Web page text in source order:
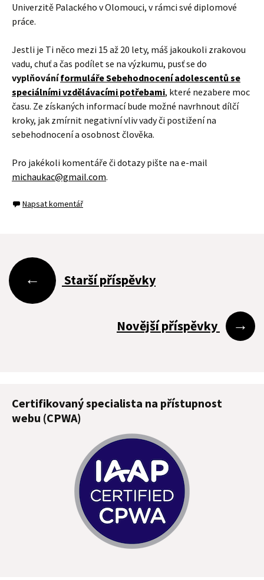
Univerzitě Palackého v Olomouci, v rámci své diplomové
práce.
Jestli je Ti něco mezi 15 až 20 lety, máš jakoukoli zrakovou
vadu, chuť a čas podílet se na výzkumu, pusť se do
vyplňováníformuláře Sebehodnocení adolescentů se
speciálními vzdělávacími potřebami, které nezabere moc
času. Ze získaných informací bude možné navrhnout dílčí
kroky, jak zmírnit negativní vliv vady či postižení na
sebehodnocení a osobnost člověka.
Pro jakékoli komentáře či dotazy pište na e-mail
michaukac@gmail.com.
Napsat komentář
Navigace
pro
← Starší příspěvky
Novější příspěvky →
Certifikovaný specialista na přístupnost
webu (CPWA)